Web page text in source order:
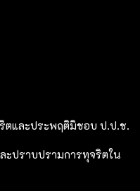
ตและประพฤติมิชอบ ป.ป.ช.
ปราบปรามการทุจริตใน